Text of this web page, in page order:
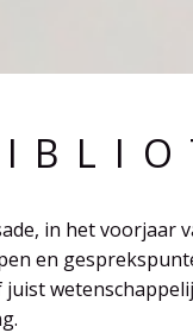
in het voorjaar
en